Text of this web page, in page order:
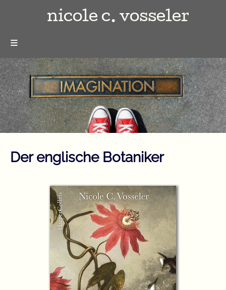
nicole c. vosseler
≡
Der englische Botaniker